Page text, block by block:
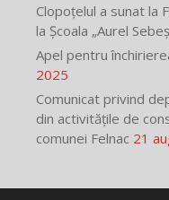
Clopoțelul a sunat la
la Școala „Aurel
Apel pentru
2025
Comunicat privind
din activitățile de
comunei Felnac 21